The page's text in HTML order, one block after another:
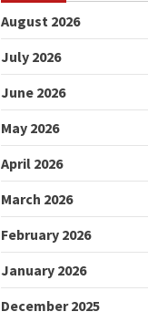
August 2026
July 2026
June 2026
May 2026
April 2026
March 2026
February 2026
January 2026
December 2025